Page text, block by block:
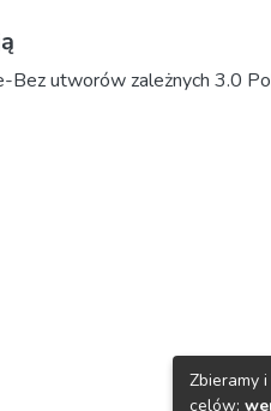
Bez utworów zależnych 3.0
Zbieramy
celów: